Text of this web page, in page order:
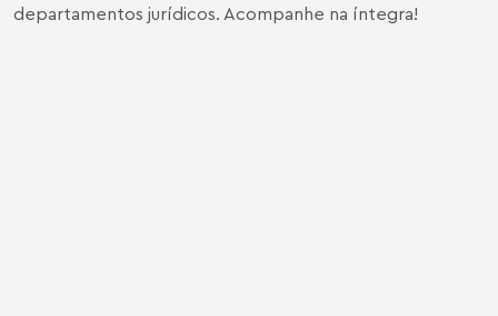
departamentos jurídicos. Acompanhe na íntegra!